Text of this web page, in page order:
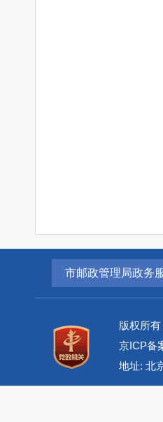
市邮政管理局政务
版权所
京ICP备
地址: 北